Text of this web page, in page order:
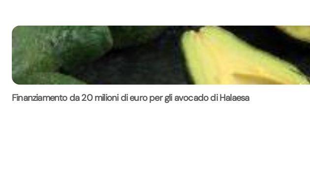
Finanziamento da 20 milioni di euro per gli avocado di Halaesa